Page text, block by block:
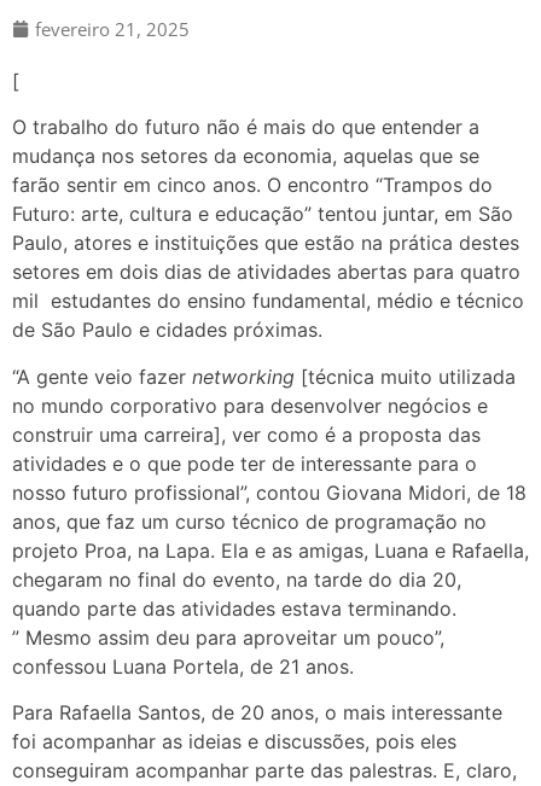
fevereiro 21, 2025
[
O trabalho do futuro não é mais do que entender a
mudança nos setores da economia, aquelas que se
farão sentir em cinco anos. O encontro “Trampos do
Futuro: arte, cultura e educação” tentou juntar, em São
Paulo, atores e instituições que estão na prática destes
setores em dois dias de atividades abertas para quatro
mil estudantes do ensino fundamental, médio e técnico
de São Paulo e cidades próximas.
“A gente veio fazer networking [técnica muito utilizada
no mundo corporativo para desenvolver negócios e
construir uma carreira], ver como é a proposta das
atividades e o que pode ter de interessante para o
nosso futuro profissional”, contou Giovana Midori, de 18
anos, que faz um curso técnico de programação no
projeto Proa, na Lapa. Ela e as amigas, Luana e Rafaella,
chegaram no final do evento, na tarde do dia 20,
quando parte das atividades estava terminando.
” Mesmo assim deu para aproveitar um pouco”,
confessou Luana Portela, de 21 anos.
Para Rafaella Santos, de 20 anos, o mais interessante
foi acompanhar as ideias e discussões, pois eles
conseguiram acompanhar parte das palestras. E, claro,